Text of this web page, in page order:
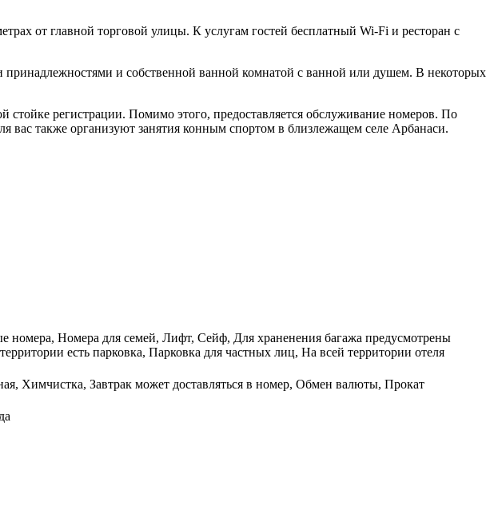
от главной торговой улицы. К услугам гостей бесплатный Wi-Fi и ресторан с
и собственной ванной комнатой с ванной или душем. В некоторых
стойке регистрации. Помимо этого, предоставляется обслуживание номеров. По
вас также организуют занятия конным спортом в близлежащем селе Арбанаси.
номера, Номера для семей, Лифт, Сейф, Для храненения багажа предусмотрены
есть парковка, Парковка для частных лиц, На всей территории отеля
Химчистка, Завтрак может доставляться в номер, Обмен валюты, Прокат